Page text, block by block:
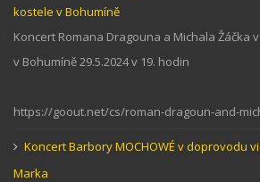
kostele v Bohumíně
Koncert Romana Dragouna a Michala Žáčka
v Bohumíně 29.5.2024 v 19. hodin
https://goout.net/cs/roman-dragoun-and-
Koncert Barbory MOCHOWÉ v doprovodu
Marka